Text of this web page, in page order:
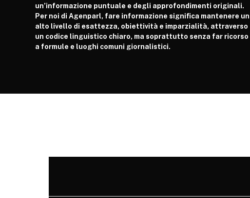
un’informazione puntuale e degli approfondimenti originali.
Per noi di Agenparl, fare informazione significa mantenere un
alto livello di esattezza, obiettività e imparzialità, attraverso
un codice linguistico chiaro, ma soprattutto senza far ricorso
a formule e luoghi comuni giornalistici.